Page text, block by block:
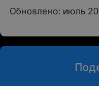
Обновлено: июль